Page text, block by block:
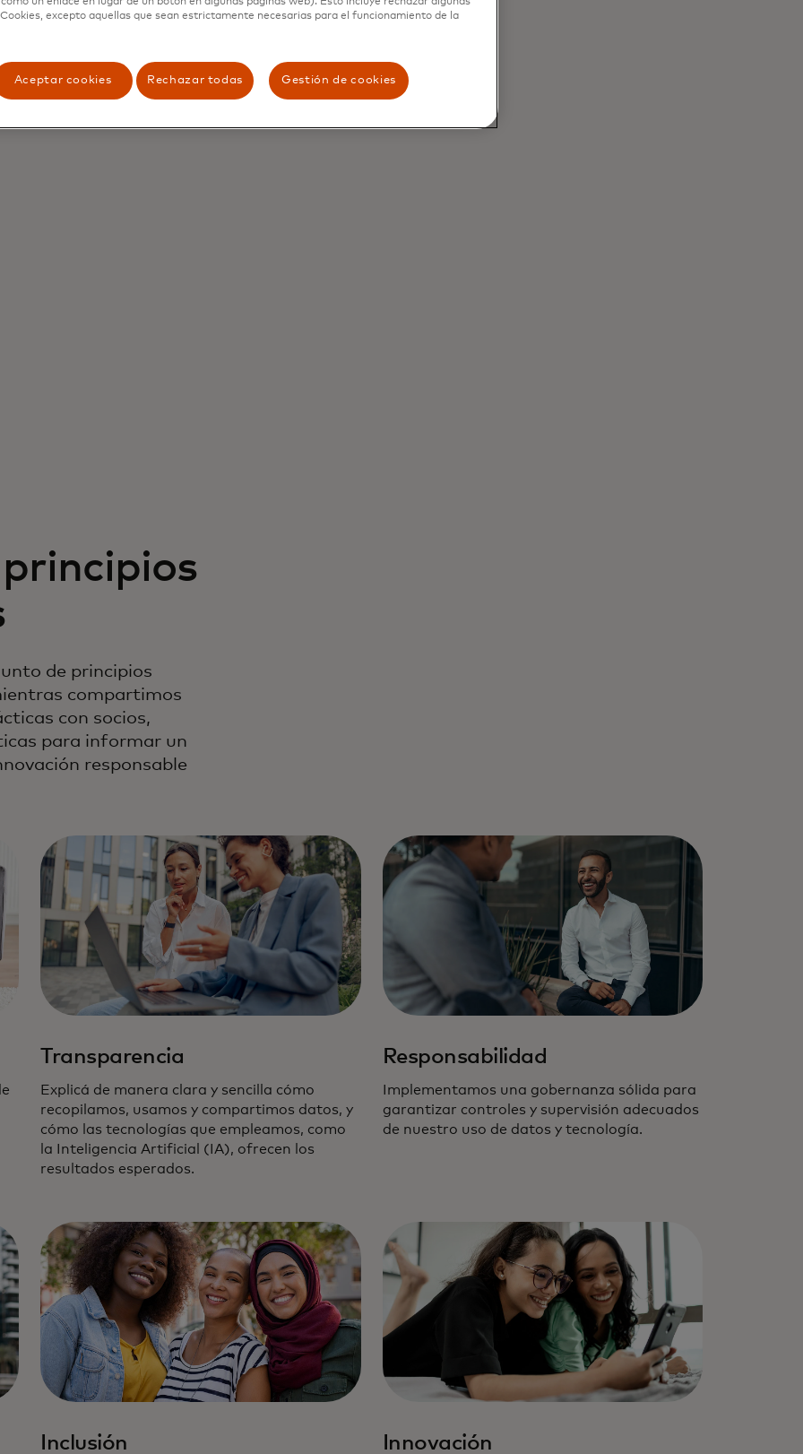
estándar de
de principios
compartimos
con socios,
para informar un
responsable
Transparencia
Explicá de manera clara y sencilla cómo
recopilamos, usamos y compartimos datos, y
cómo las tecnologías que empleamos, como
la Inteligencia Artificial (IA), ofrecen los
resultados esperados.
Responsabilidad
Implementamos una gobernanza sólida para
garantizar controles y supervisión adecuados
de nuestro uso de datos y tecnología.
Inclusión Innovación
excepto aquellas que sean estrictamente necesarias para el funcionamiento de la
Aceptar cookies Rechazar todas Gestión de cookies